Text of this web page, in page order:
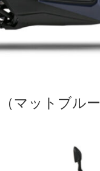
（マットブルー